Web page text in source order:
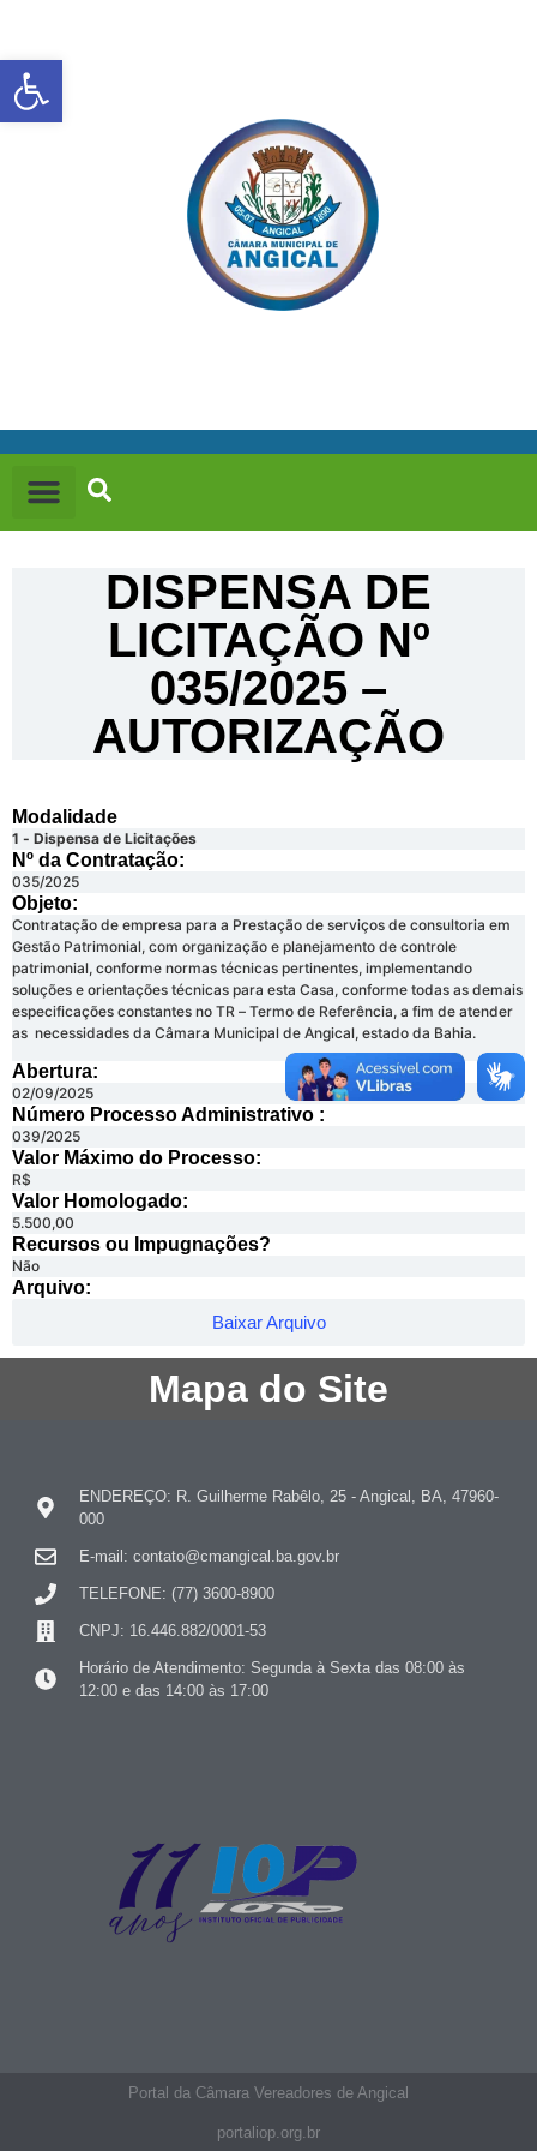
Abrir a barra de ferramentas
DISPENSA DE
LICITAÇÃO Nº
035/2025 –
AUTORIZAÇÃO
Modalidade
1 - Dispensa de Licitações
Nº da Contratação:
035/2025
Objeto:
Contratação de empresa para a Prestação de serviços de consultoria em
Gestão Patrimonial, com organização e planejamento de controle
patrimonial, conforme normas técnicas pertinentes, implementando
soluções e orientações técnicas para esta Casa, conforme todas as demais
especificações constantes no TR – Termo de Referência, a fim de atender
as necessidades da Câmara Municipal de Angical, estado da Bahia.
Abertura:
02/09/2025
Número Processo Administrativo :
039/2025
Valor Máximo do Processo: ​
R$
Valor Homologado: ​
5.500,00
Recursos ou Impugnações? ​
Não
Arquivo:
Baixar Arquivo
Mapa do Site
ENDEREÇO: R. Guilherme Rabêlo, 25 - Angical, BA, 47960-
000
E-mail: contato@cmangical.ba.gov.br
TELEFONE: (77) 3600-8900
CNPJ: 16.446.882/0001-53
Horário de Atendimento: Segunda à Sexta das 08:00 às
12:00 e das 14:00 às 17:00
Portal da Câmara Vereadores de Angical
portaliop.org.br